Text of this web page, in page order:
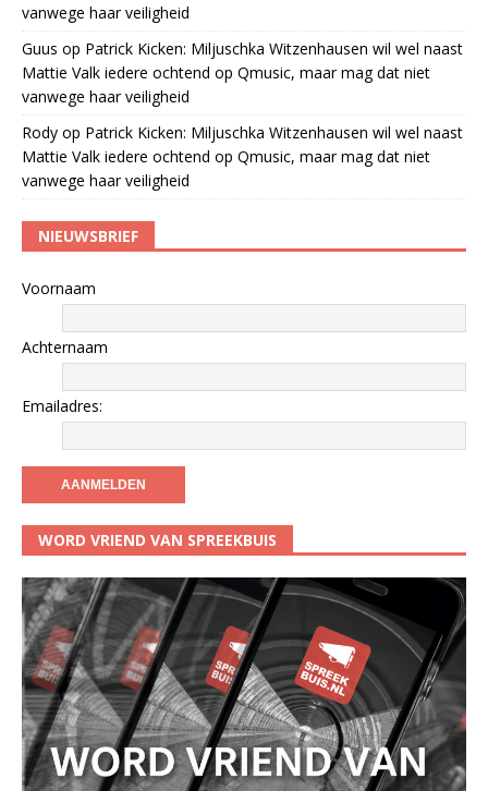
vanwege haar veiligheid
Guus op Patrick Kicken: Miljuschka Witzenhausen wil wel naast
Mattie Valk iedere ochtend op Qmusic, maar mag dat niet
vanwege haar veiligheid
Rody op Patrick Kicken: Miljuschka Witzenhausen wil wel naast
Mattie Valk iedere ochtend op Qmusic, maar mag dat niet
vanwege haar veiligheid
NIEUWSBRIEF
Voornaam
Achternaam
Emailadres:
WORD VRIEND VAN SPREEKBUIS